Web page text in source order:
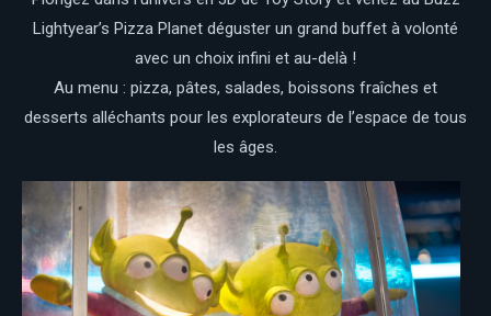
Lightyear’s Pizza Planet déguster un grand buffet à volonté
avec un choix infini et au-delà !
Au menu : pizza, pâtes, salades, boissons fraîches et
desserts alléchants pour les explorateurs de l’espace de tous
les âges.